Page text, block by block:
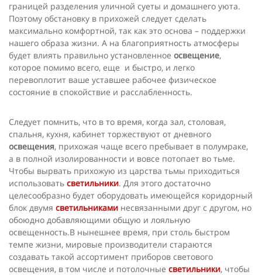
границей разделения уличной суеты и домашнего уюта.
Поэтому обстановку в прихожей следует сделать
максимально комфортной, так как это основа – поддержки
нашего образа жизни. А на благоприятность атмосферы
будет влиять правильно установленное освещение,
которое помимо всего, еще и быстро, и легко
перевоплотит ваше уставшее рабочее физическое
состояние в спокойствие и расслабленность.
Следует помнить, что в то время, когда зал, столовая,
спальня, кухня, кабинет торжествуют от дневного
освещения, прихожая чаще всего пребывает в полумраке,
а в полной изолированности и вовсе потопает во тьме.
Чтобы вырвать прихожую из царства тьмы приходиться
использовать светильники. Для этого достаточно
целесообразно будет оборудовать имеющейся коридорный
блок двумя светильниками несвязанными друг с другом, но
обоюдно добавляющими общую и лояльную
освещенность.В нынешнее время, при столь быстром
темпе жизни, мировые производители стараются
создавать такой ассортимент приборов светового
освещения, в том числе и потолочные светильники, чтобы